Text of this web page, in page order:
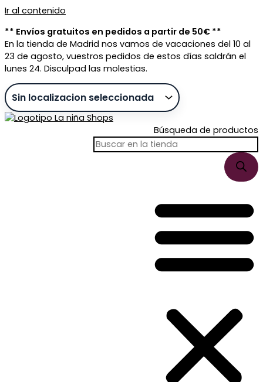
Ir al contenido
** Envíos gratuitos en pedidos a partir de 50€ **
En la tienda de Madrid nos vamos de vacaciones del 10 al
23 de agosto, vuestros pedidos de estos días saldrán el
lunes 24. Disculpad las molestias.
Búsqueda de productos